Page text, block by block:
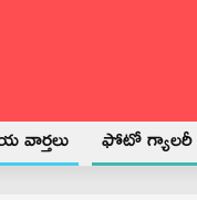
వార్తలు ఫోటో గ్యాలరీ